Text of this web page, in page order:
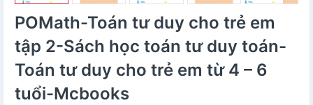
POMath-Toán tư duy cho trẻ em
tập 2-Sách học toán tư duy toán-
Toán tư duy cho trẻ em từ 4 – 6
tuổi-Mcbooks